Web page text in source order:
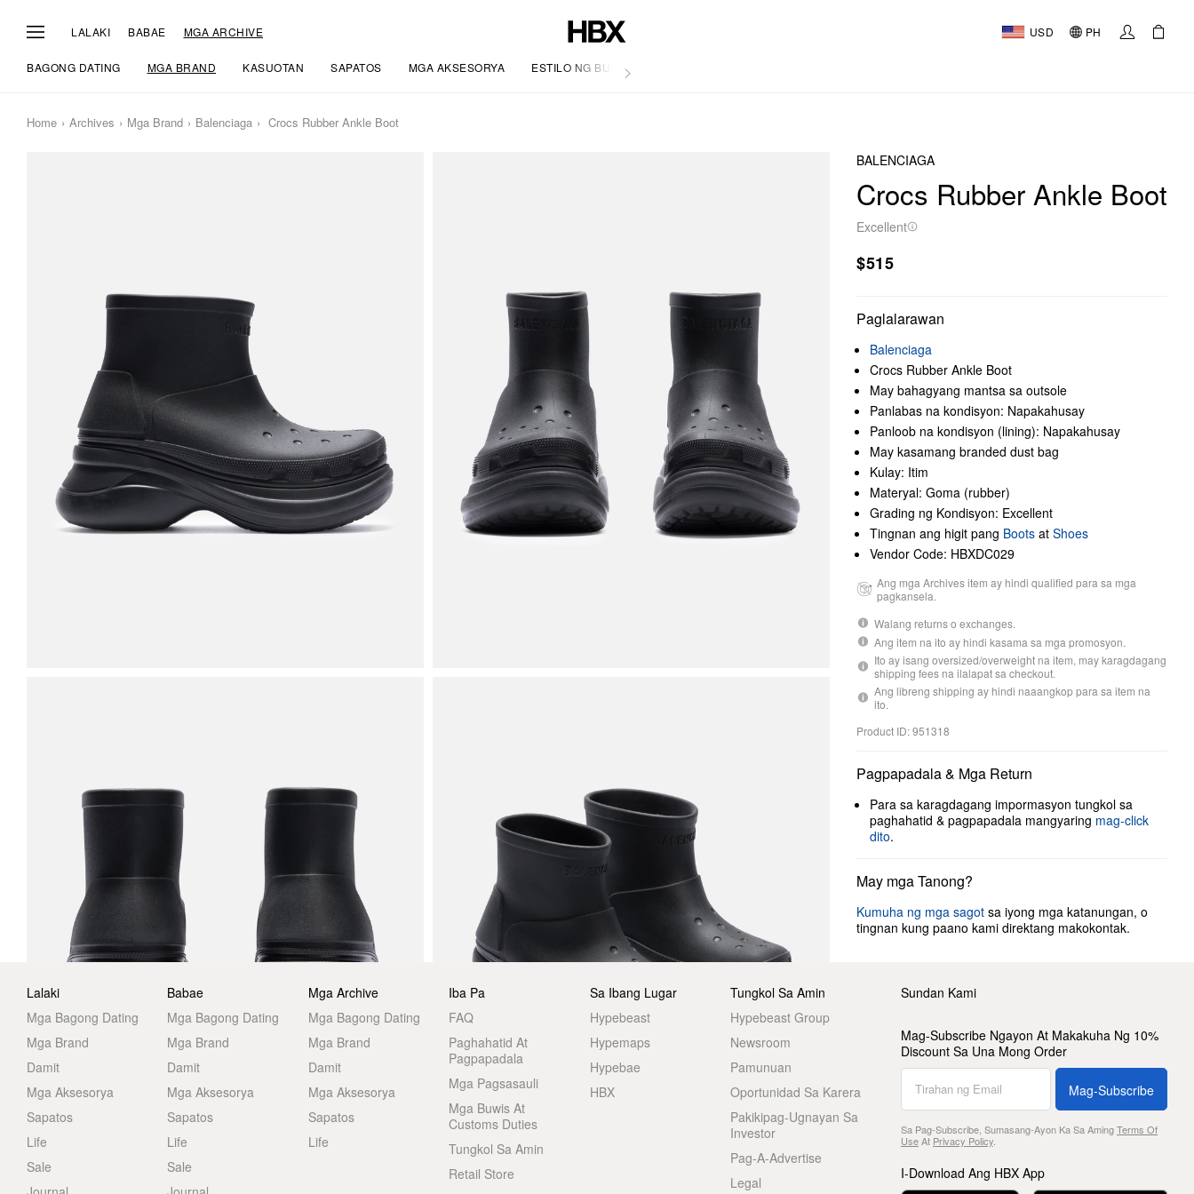
LALAKI BABAE MGA ARCHIVE USD PH
BAGONG DATING MGA BRAND KASUOTAN SAPATOS MGA AKSESORYA ESTILO NG BUHAY
Home Archives Mga Brand Balenciaga Crocs Rubber Ankle Boot
BALENCIAGA
Crocs Rubber Ankle Boot
Excellent
$515
Paglalarawan
Balenciaga
Crocs Rubber Ankle Boot
May bahagyang mantsa sa outsole
Panlabas na kondisyon: Napakahusay
Panloob na kondisyon (lining): Napakahusay
May kasamang branded dust bag
Kulay: Itim
Materyal: Goma (rubber)
Grading ng Kondisyon: Excellent
Tingnan ang higit pang Boots at Shoes
Vendor Code: HBXDC029
Ang mga Archives item ay hindi qualified para sa mga
pagkansela.
Walang returns o exchanges.
Ang item na ito ay hindi kasama sa mga promosyon.
Ito ay isang oversized/overweight na item, may karagdagang
shipping fees na ilalapat sa checkout.
Ang libreng shipping ay hindi naaangkop para sa item na
ito.
Product ID: 951318
Pagpapadala & Mga Return
Para sa karagdagang impormasyon tungkol sa
paghahatid & pagpapadala mangyaring mag-click
dito.
May mga Tanong?
Kumuha ng mga sagot sa iyong mga katanungan, o
tingnan kung paano kami direktang makokontak.
Lalaki
Mga Bagong Dating
Mga Brand
Damit
Mga Aksesorya
Sapatos
Life
Sale
Babae
Mga Bagong Dating
Mga Brand
Damit
Mga Aksesorya
Sapatos
Life
Sale
Mga Archive
Mga Bagong Dating
Mga Brand
Damit
Mga Aksesorya
Sapatos
Life
Iba Pa
FAQ
Paghahatid At
Pagpapadala
Mga Pagsasauli
Mga Buwis At
Customs Duties
Tungkol Sa Amin
Retail Store
Sa Ibang Lugar
Hypebeast
Hypemaps
Hypebae
HBX
Tungkol Sa Amin
Hypebeast Group
Newsroom
Pamunuan
Oportunidad Sa Karera
Pakikipag-Ugnayan Sa
Investor
Pag-A-Advertise
Legal
Sundan Kami
Mag-Subscribe Ngayon At Makakuha Ng 10%
Discount Sa Una Mong Order
Mag-Subscribe
Sa Pag-Subscribe, Sumasang-Ayon Ka Sa AmingTerms Of
UseAt Privacy Policy.
I-Download Ang HBX App